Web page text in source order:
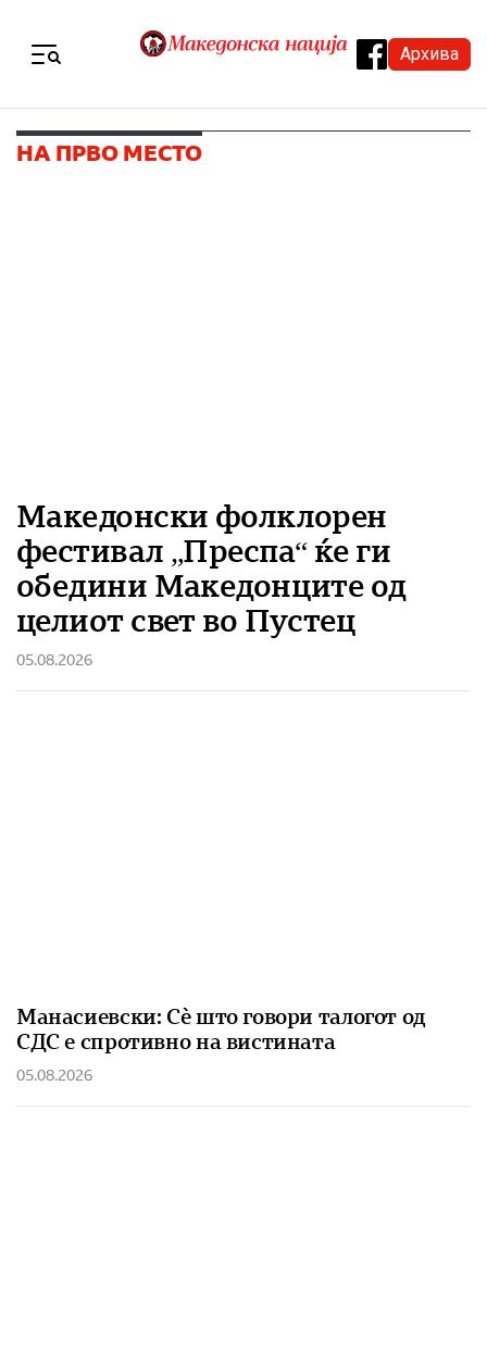
Архива
НА ПРВО МЕСТО
Македонски фолклорен
фестивал „Преспа“ ќе ги
обедини Македонците од
целиот свет во Пустец
05.08.2026
Манасиевски: Сè што говори талогот од
СДС е спротивно на вистината
05.08.2026